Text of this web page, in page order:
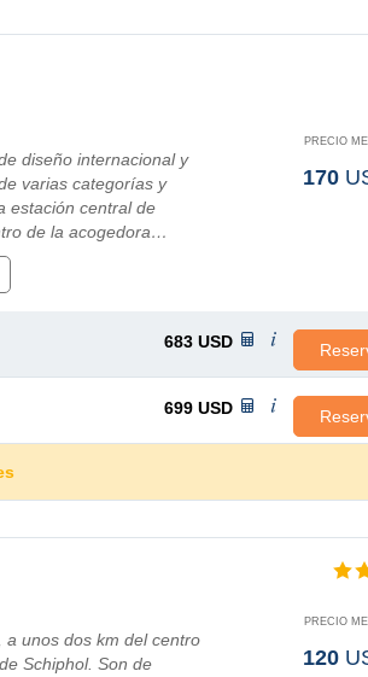
diseño internacional y
varias categorías y
estación central de
de la acogedora…
PRECIO
170
683 USD
699 USD
a unos dos km del centro
Schiphol. Son de
PRECIO
120